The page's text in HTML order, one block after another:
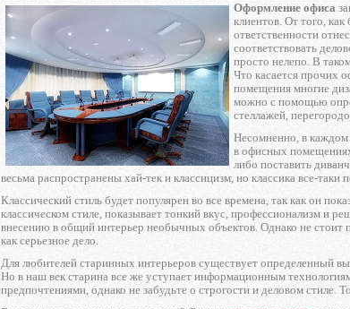
Оформление офиса
клиентов. От того,
ответственности
соответствовать
просто нелепо. В
Что касается прочих
помещения многие
можно с помощью
стеллажей,
Несомненно, в каждом
в офисных
либо поставить
весьма распространены хай-тек и классицизм, но классика все-таки
Классический стиль будет популярен во все времена, так как он
классическом стиле, показывает тонкий вкус, профессионализм и
внесению в общий интерьер необычных объектов. Однако не
как серьезное дело.
Для любителей старинных интерьеров существует определенный
Но в наш век старина все же уступает информационным
предпочтениями, однако не забудьте о строгости и деловом стиле.